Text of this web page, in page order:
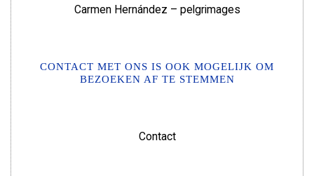
Carmen Hernández – pelgrimages
CONTACT MET ONS IS OOK MOGELIJK OM
BEZOEKEN AF TE STEMMEN
Contact